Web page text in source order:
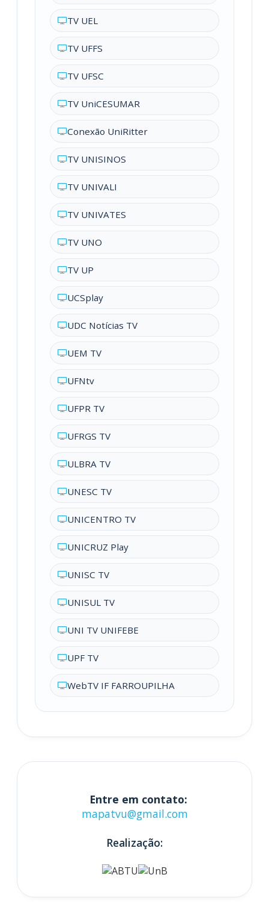
TV UEL
TV UFFS
TV UFSC
TV UniCESUMAR
Conexão UniRitter
TV UNISINOS
TV UNIVALI
TV UNIVATES
TV UNO
TV UP
UCSplay
UDC Notícias TV
UEM TV
UFNtv
UFPR TV
UFRGS TV
ULBRA TV
UNESC TV
UNICENTRO TV
UNICRUZ Play
UNISC TV
UNISUL TV
UNI TV UNIFEBE
UPF TV
WebTV IF FARROUPILHA
Entre em contato:
mapatvu@gmail.com
Realização: